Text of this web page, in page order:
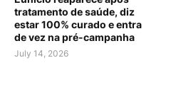
tratamento de saúde, diz
estar 100% curado e entra
de vez na pré-campanha
July 14, 2026